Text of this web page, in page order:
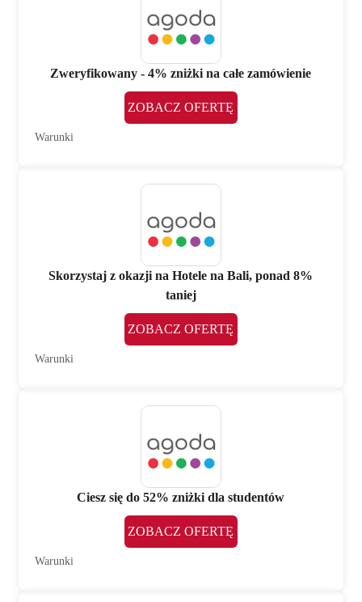
Zweryfikowany - 4% zniżki na całe zamówienie
ZOBACZ OFERTĘ
Warunki
Skorzystaj z okazji na Hotele na Bali, ponad 8%
taniej
ZOBACZ OFERTĘ
Warunki
Ciesz się do 52% zniżki dla studentów
ZOBACZ OFERTĘ
Warunki